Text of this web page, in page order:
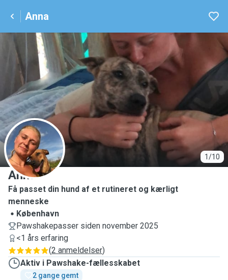
Anna
1/10
A
Anna
Få passet din hund af et rutineret og kærligt
menneske
København
Pawshakepasser siden november 2025
<1 års erfaring
(2 anmeldelser)
Aktiv i Pawshake-fællesskabet
2 gange gemt